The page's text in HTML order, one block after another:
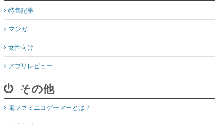
特集記事
マンガ
女性向け
アプリレビュー
その他
電ファミニコゲーマーとは？